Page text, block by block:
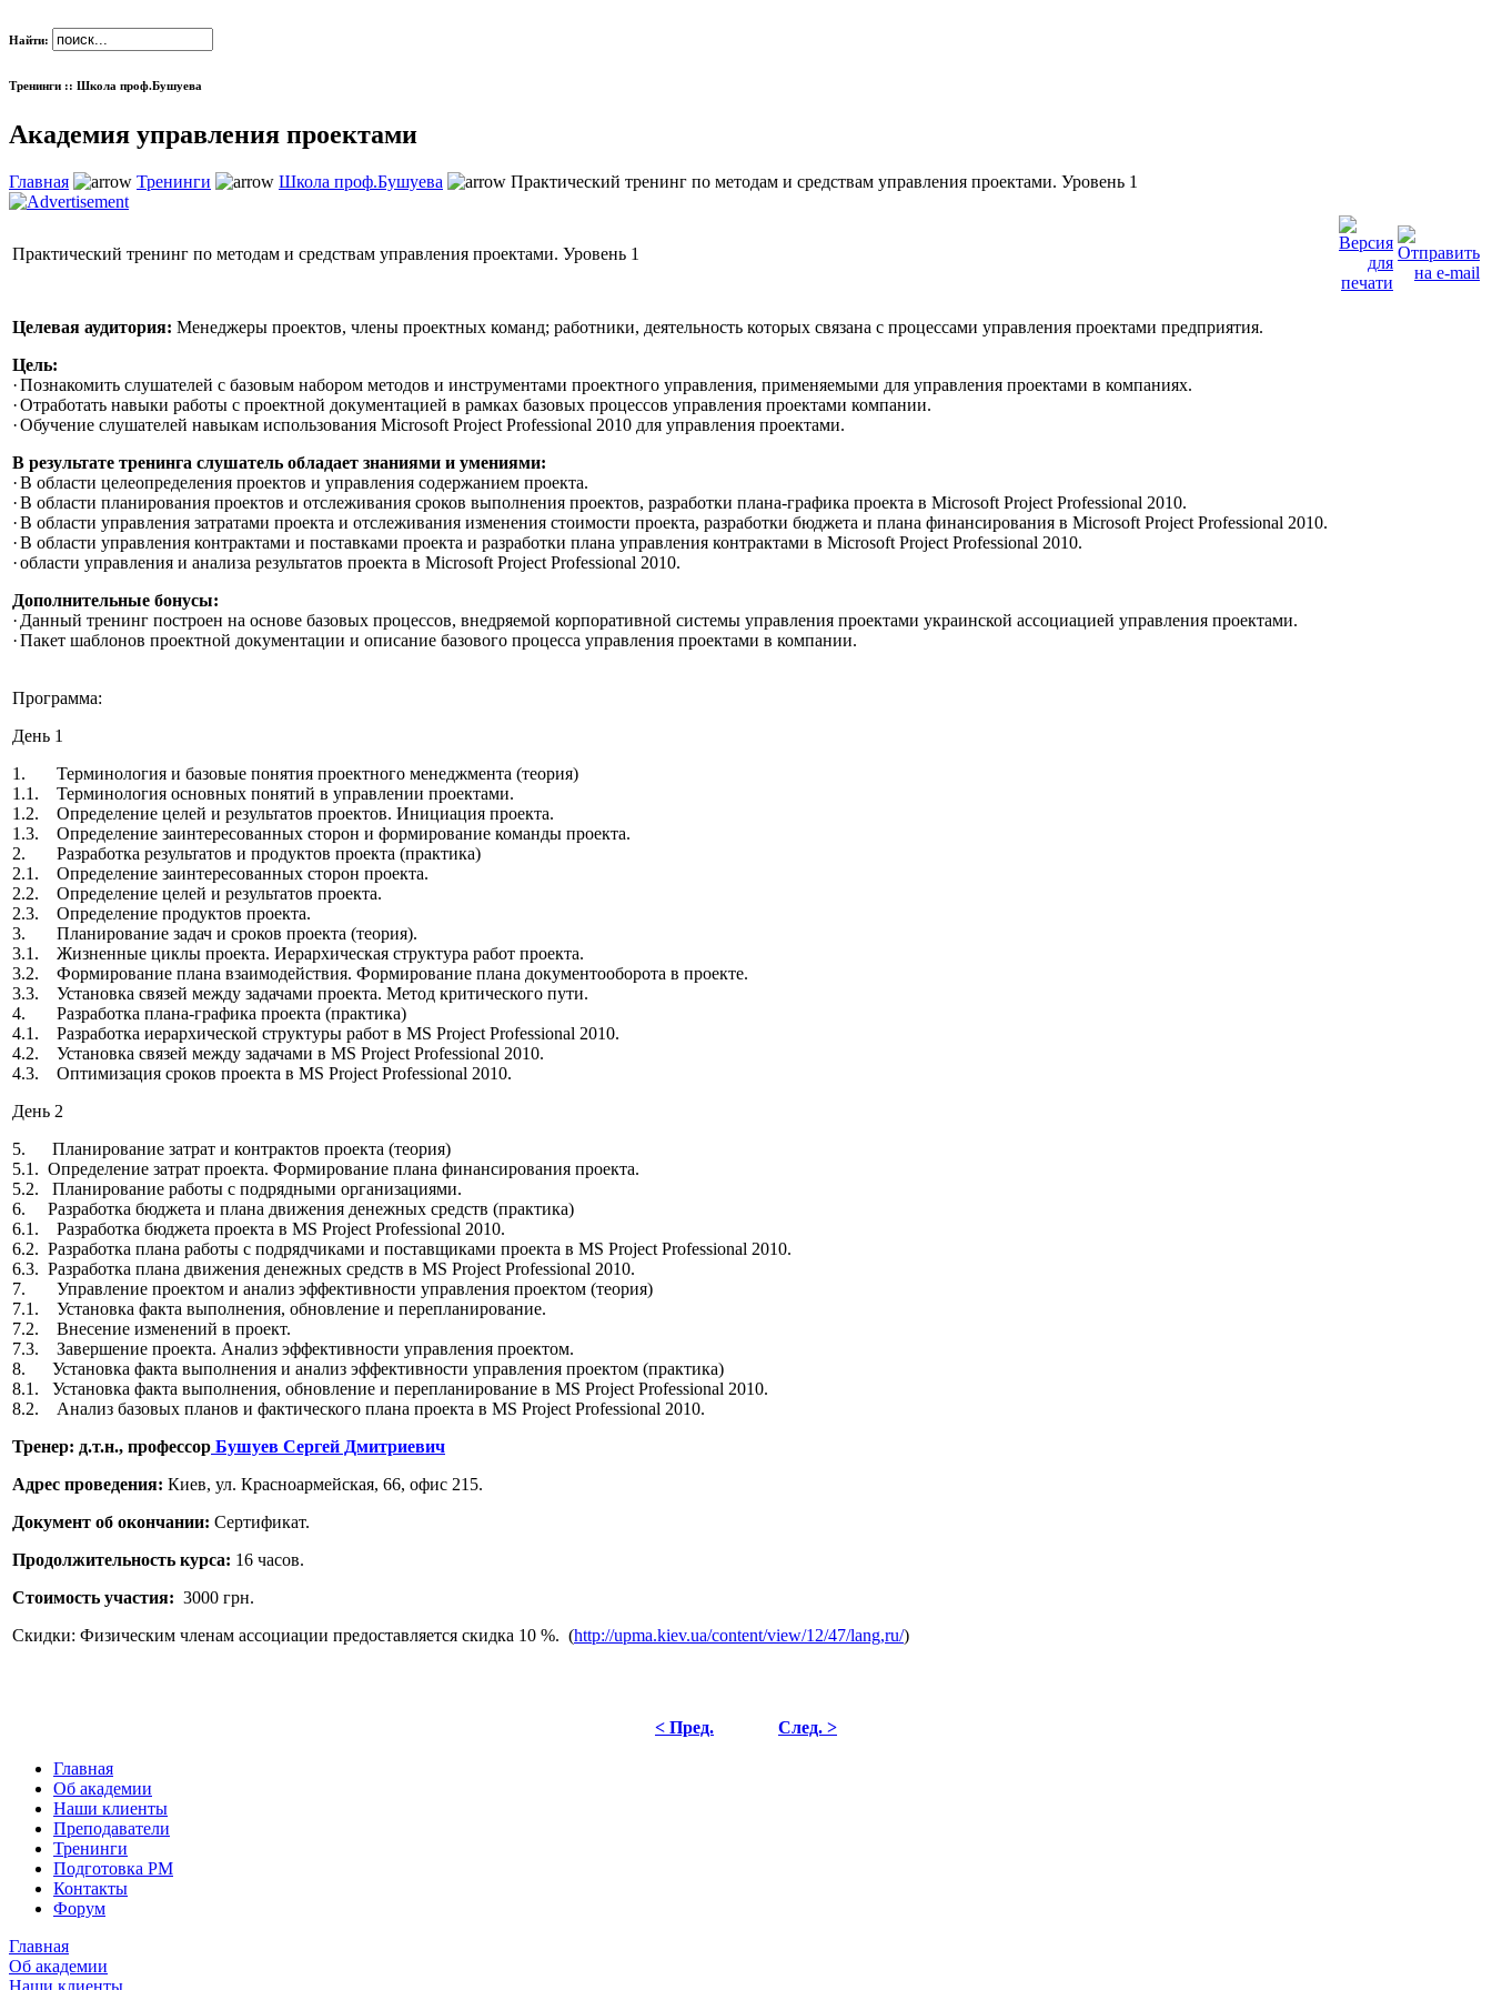
Найти:
Тренинги :: Школа проф.Бушуева
Академия управления проектами
Главная Тренинги Школа проф.Бушуева Практический тренинг по методам и средствам управления проектами. Уровень 1
Практический тренинг по методам и средствам управления проектами. Уровень 1
Целевая аудитория: Менеджеры проектов, члены проектных команд; работники, деятельность которых связана с процессами управления проектами предприятия.
Цель:
·Познакомить слушателей с базовым набором методов и инструментами проектного управления, применяемыми для управления проектами в компаниях.
·Отработать навыки работы с проектной документацией в рамках базовых процессов управления проектами компании.
·Обучение слушателей навыкам использования Microsoft Project Professional 2010 для управления проектами.
В результате тренинга слушатель обладает знаниями и умениями:
·В области целеопределения проектов и управления содержанием проекта.
·В области планирования проектов и отслеживания сроков выполнения проектов, разработки плана-графика проекта в Microsoft Project Professional 2010.
·В области управления затратами проекта и отслеживания изменения стоимости проекта, разработки бюджета и плана финансирования в Microsoft Project Professional 2010.
·В области управления контрактами и поставками проекта и разработки плана управления контрактами в Microsoft Project Professional 2010.
·области управления и анализа результатов проекта в Microsoft Project Professional 2010.
Дополнительные бонусы:
· Данный тренинг построен на основе базовых процессов, внедряемой корпоративной системы управления проектами украинской ассоциацией управления проектами.
·Пакет шаблонов проектной документации и описание базового процесса управления проектами в компании.
Программа:
День 1
1. Терминология и базовые понятия проектного менеджмента (теория)
1.1. Терминология основных понятий в управлении проектами.
1.2. Определение целей и результатов проектов. Инициация проекта.
1.3. Определение заинтересованных сторон и формирование команды проекта.
2. Разработка результатов и продуктов проекта (практика)
2.1. Определение заинтересованных сторон проекта.
2.2. Определение целей и результатов проекта.
2.3. Определение продуктов проекта.
3. Планирование задач и сроков проекта (теория).
3.1. Жизненные циклы проекта. Иерархическая структура работ проекта.
3.2. Формирование плана взаимодействия. Формирование плана документооборота в проекте.
3.3. Установка связей между задачами проекта. Метод критического пути.
4. Разработка плана-графика проекта (практика)
4.1. Разработка иерархической структуры работ в MS Project Professional 2010.
4.2. Установка связей между задачами в MS Project Professional 2010.
4.3. Оптимизация сроков проекта в MS Project Professional 2010.
День 2
5. Планирование затрат и контрактов проекта (теория)
5.1. Определение затрат проекта. Формирование плана финансирования проекта.
5.2. Планирование работы с подрядными организациями.
6. Разработка бюджета и плана движения денежных средств (практика)
6.1. Разработка бюджета проекта в MS Project Professional 2010.
6.2. Разработка плана работы с подрядчиками и поставщиками проекта в MS Project Professional 2010.
6.3. Разработка плана движения денежных средств в MS Project Professional 2010.
7. Управление проектом и анализ эффективности управления проектом (теория)
7.1. Установка факта выполнения, обновление и перепланирование.
7.2. Внесение изменений в проект.
7.3. Завершение проекта. Анализ эффективности управления проектом.
8. Установка факта выполнения и анализ эффективности управления проектом (практика)
8.1. Установка факта выполнения, обновление и перепланирование в MS Project Professional 2010.
8.2. Анализ базовых планов и фактического плана проекта в MS Project Professional 2010.
Тренер: д.т.н., профессор Бушуев Сергей Дмитриевич
Адрес проведения: Киев, ул. Красноармейская, 66, офис 215.
Документ об окончании: Сертификат.
Продолжительность курса: 16 часов.
Стоимость участия: 3000 грн.
Скидки: Физическим членам ассоциации предоставляется скидка 10 %. (http://upma.kiev.ua/content/view/12/47/lang,ru/)
< Пред. След. >
Главная
Об академии
Наши клиенты
Преподаватели
Тренинги
Подготовка PM
Контакты
Форум
Главная
Об академии
Наши клиенты